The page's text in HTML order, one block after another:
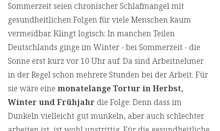
Sommerzeit seien chronischer Schlafmangel mit
gesundheitlichen Folgen für viele Menschen kaum
vermeidbar. Klingt logisch: In manchen Teilen
Deutschlands ginge im Winter - bei Sommerzeit - die
Sonne erst kurz vor 10 Uhr auf. Da sind Arbeitnehmer
in der Regel schon mehrere Stunden bei der Arbeit. Für
sie wäre eine monatelange Tortur in Herbst,
Winter und Frühjahr die Folge: Denn dass im
Dunkeln vielleicht gut munkeln, aber auch schlechter